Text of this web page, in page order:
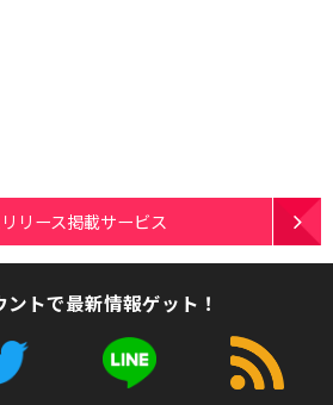
リース掲載サービス
ントで最新情報ゲット！